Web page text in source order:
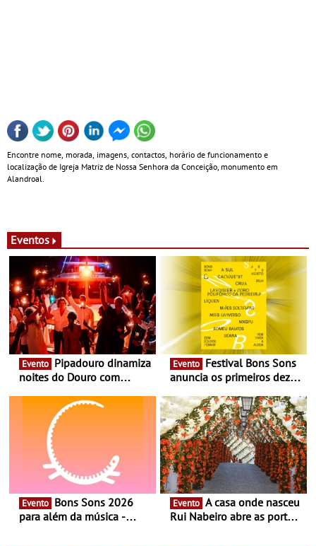
Encontre nome, morada, imagens, contactos, horário de funcionamento e
localização de Igreja Matriz de Nossa Senhora da Conceição, monumento em
Alandroal.
Eventos
Evento
noites do Douro com
vinho, gastronomia e
música
Evento
anuncia os primeiros dez
Evento
para além da música -
Evento
Rui Nabeiro abre as portas